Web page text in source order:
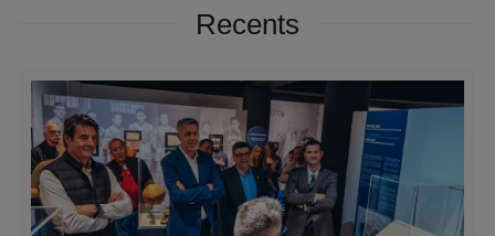
Recents